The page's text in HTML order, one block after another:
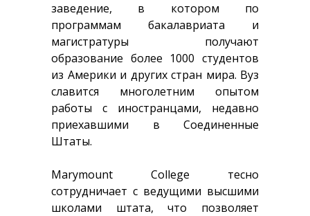
заведение, в котором по
программам бакалавриата и
магистратуры получают
образование более 1000 студентов
из Америки и других стран мира. Вуз
славится многолетним опытом
работы с иностранцами, недавно
приехавшими в Соединенные
Штаты.
Marymount College тесно
сотрудничает с ведущими высшими
школами штата, что позволяет